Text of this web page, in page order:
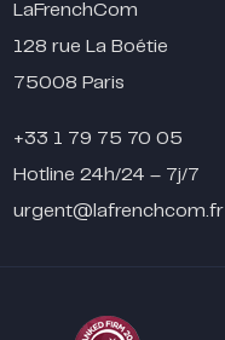
LaFrenchCom
128 rue La Boétie
75008 Paris
+33 1 79 75 70 05
Hotline 24h/24 – 7j/7
urgent@lafrenchcom.fr